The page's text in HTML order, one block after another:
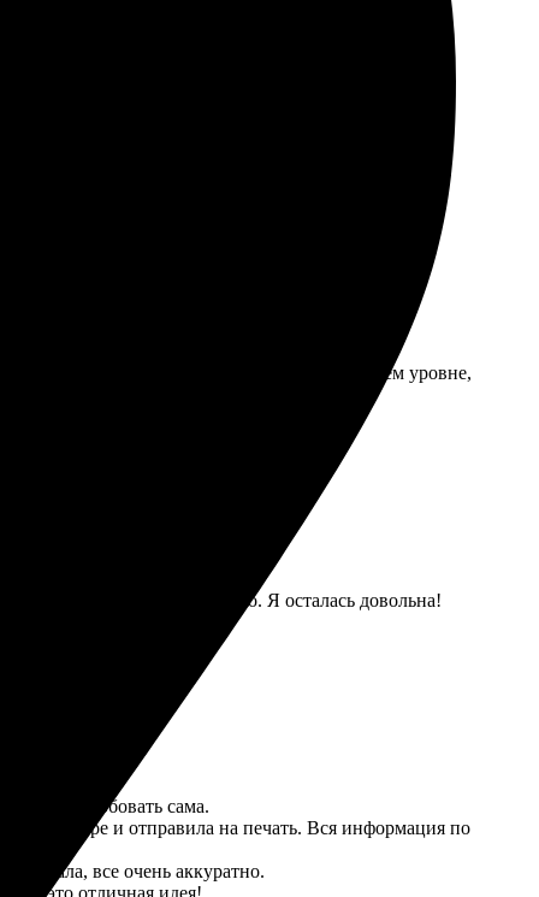
размер. Доставили быстро, картинка выглядит
день забрала в пункте. Качество на высшем уровне,
сайт, все понятно и легко. Я осталась довольна!
попробовать сама.
и отправила на печать. Вся информация по
все очень аккуратно.